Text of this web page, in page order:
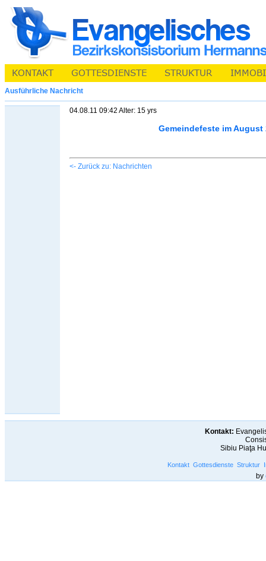
Ausführliche Nachricht
04.08.11 09:42 Alter: 15 yrs
Gemeindefeste im August
<- Zurück zu: Nachrichten
Kontakt:
Sibiu Piaţa
Kontakt Gottesdienste Struktur
by